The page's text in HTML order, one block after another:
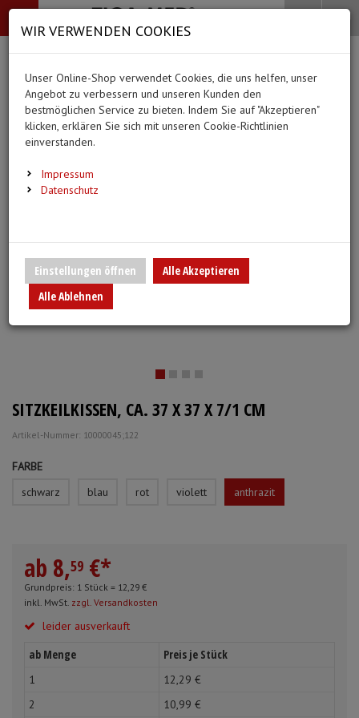
-->
Bekleidung
Alle Kategorien
BEKLEIDUNG
Überschuhe
Hauben
Ärmelschoner
Medizinische Hilfsmittel
Alle Kategorien
MEDIZINISCHE
Ergebnisse)
Urinbeutel/Beinbeutel
Pflege & Alltag
Alle Kategorien
PFLEGE & ALLTAG (66 Ergebnisse)
Alle anzeigen
Waschhandschuhe
Medikation
Warm- und Kaltkompressen
Urinflaschen & Zubehör
Unterlagen und Abdeckungen
Alle Kategorien
DIAGNOSTIK &
EKG-Elektroden &
Fieberthermometer
Anmelden
Ihr Warenkorb ist momentan leer.
Ergebnisse () Fertig
Menü Search
SITZKEILKISSEN, CA. 37 X 37 X 7/1 CM
Artikel-Nummer: 10000045;122
FARBE
schwarz
blau rot violett anthrazit
ab 8,59 €*
Grundpreis: 1 Stück = 12,29 €
inkl. MwSt. zzgl. Versandkosten
leider ausverkauft
ab Menge Preis je Stück
1 12,29 €
2
10,99 €
WIR VERWENDEN COOKIES
Unser Online-Shop verwendet Cookies, die uns helfen, unser
Angebot zu verbessern und unseren Kunden den
bestmöglichen Service zu bieten. Indem Sie auf "Akzeptieren"
klicken, erklären Sie sich mit unseren Cookie-Richtlinien
einverstanden.
Impressum
Datenschutz
Einstellungen öffnen
Alle Akzeptieren
Alle Ablehnen